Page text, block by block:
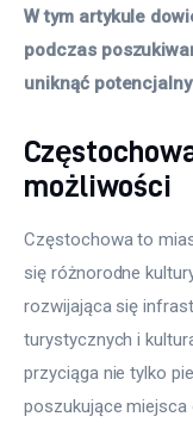
W tym artykule
podczas
uniknąć
możliwości
Częstochowa to
się różnorodne
rozwijająca się
turystycznych i
przyciąga nie tylko
poszukujące miejsca